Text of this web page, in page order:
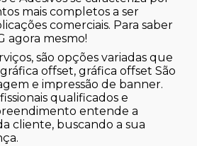
mais completos a ser
comerciais. Para saber
agora mesmo!
são opções variadas que
offset, gráfica offset São
e impressão de banner.
qualificados e
entende a
cliente, buscando a sua